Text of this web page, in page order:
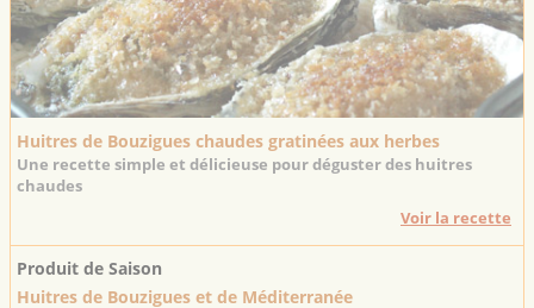
Huitres de Bouzigues chaudes gratinées aux herbes
Une recette simple et délicieuse pour déguster des huitres
chaudes
Voir la recette
Produit de Saison
Huitres de Bouzigues et de Méditerranée